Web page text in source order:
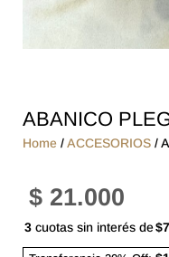
ABANICO
Home /ACCESORIOS/
$21.000
3cuotas sin interés de